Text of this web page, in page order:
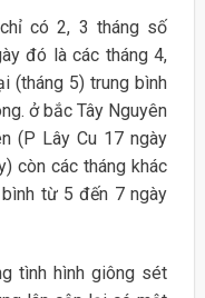
có 2, 3 tháng số
đó là các tháng 4,
(tháng 5) trung bình
ở bắc Tây Nguyên
(P Lây Cu 17 ngày
còn các tháng khác
từ 5 đến 7 ngày
tình hình giông sét